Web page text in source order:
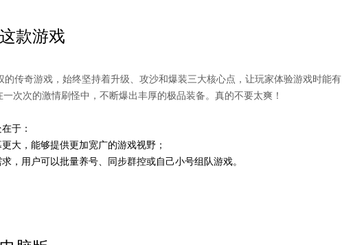
款游戏
的传奇游戏，始终坚持着升级、攻沙和爆装三大核心点，让玩家体验游戏时能有
次次的激情刷怪中，不断爆出丰厚的极品装备。真的不要太爽！
于：
大，能够提供更加宽广的游戏视野；
，用户可以批量养号、同步群控或自己小号组队游戏。